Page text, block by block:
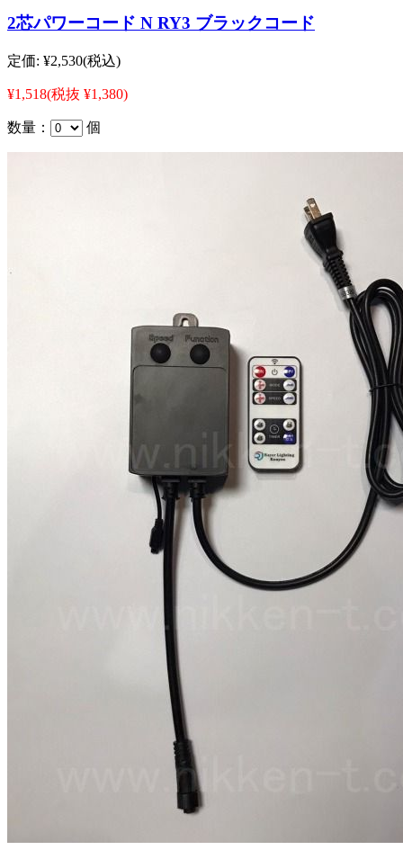
2芯パワーコード N RY3 ブラックコード
定価: ¥2,530(税込)
¥1,518(税抜 ¥1,380)
数量： 個